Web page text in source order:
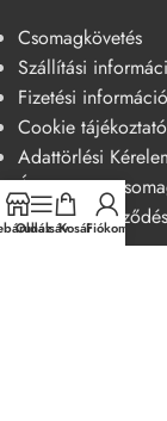
Csomagkövetés
Szállítási
Fizetési
Cookie tájékoztató
Adattörlési
Át nem vett
Elállás a
OldalsávKosárFiókom